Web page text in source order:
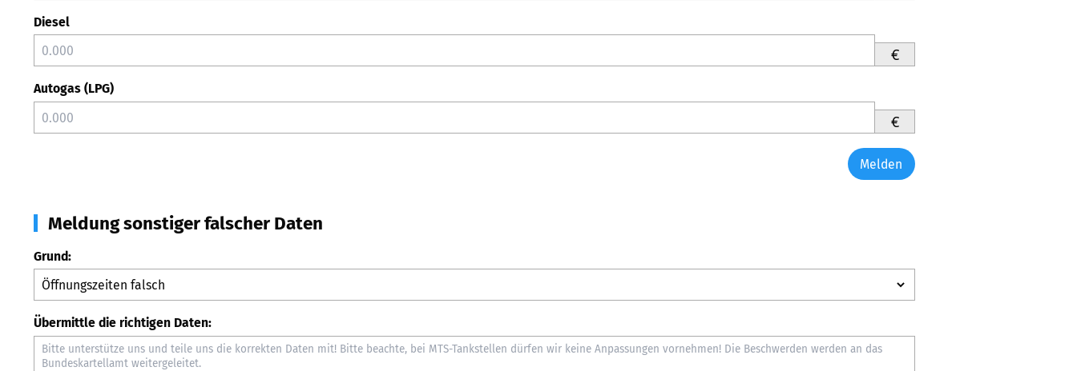
Diesel
€
Autogas (LPG)
€
Melden
Meldung sonstiger falscher Daten
Grund:
Übermittle die richtigen Daten: